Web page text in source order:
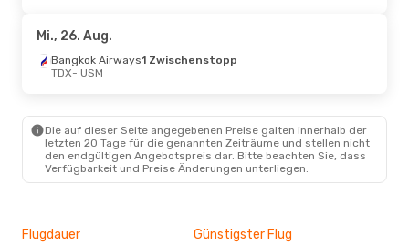
Bangkok Airways
TDX- USM
Bangkok Airways1 Zwischenstopp
USM- TDX
Mi., 26. Aug.
Bangkok Airways1 Zwischenstopp
TDX- USM
Die auf dieser Seite angegebenen Preise galten innerhalb der
letzten 20 Tage für die genannten Zeiträume und stellen nicht
den endgültigen Angebotspreis dar. Bitte beachten Sie, dass
Verfügbarkeit und Preise Änderungen unterliegen.
Flugdauer Günstigster Flug